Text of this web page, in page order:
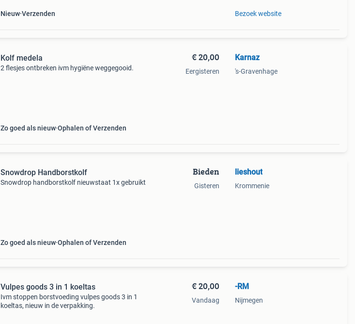
Nieuw Verzenden Bezoek website
Kolf medela
2 flesjes ontbreken ivm hygiëne weggegooid.
Zo goed als nieuw Ophalen of Verzenden
€ 20,00
Eergisteren
Karnaz
's-Gravenhage
Snowdrop Handborstkolf
Snowdrop handborstkolf nieuwstaat 1x gebruikt
Zo goed als nieuw Ophalen of Verzenden
Bieden
Gisteren
lieshout
Krommenie
Vulpes goods 3 in 1 koeltas
Ivm stoppen borstvoeding vulpes goods 3 in 1
koeltas, nieuw in de verpakking.
€ 20,00
Vandaag
-RM
Nijmegen